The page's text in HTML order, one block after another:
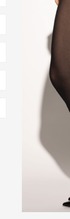
menores são
para passeios,
COM O
jeans, camisetas
se harmoniza muito
essa estética.
pode ser o
peças de cores fortes.